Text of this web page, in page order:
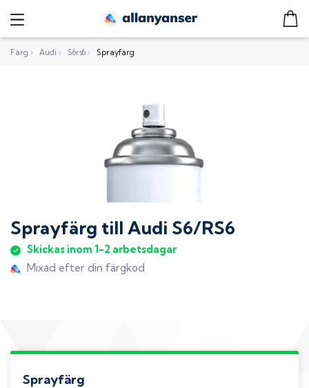
Färg › Audi › S6rs6 › Sprayfärg
Sprayfärg till Audi S6/RS6
Skickas inom 1-2 arbetsdagar
Mixad efter din färgkod
Sprayfärg